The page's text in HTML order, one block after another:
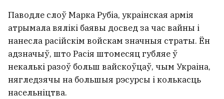
Паводле слоў Марка Рубіа, украінская армія
атрымала вялікі баявы досвед за час вайны і
нанесла расійскім войскам значныя страты. Ён
адзначыў, што Расія штомесяц губляе ў
некалькі разоў больш вайскоўцаў, чым Украіна,
нягледзячы на большыя рэсурсы і колькасць
насельніцтва.
У Светлагорскім раёне тры
чалавекі загінулі пасля
сутыкнення легкавіка з
бензавозам